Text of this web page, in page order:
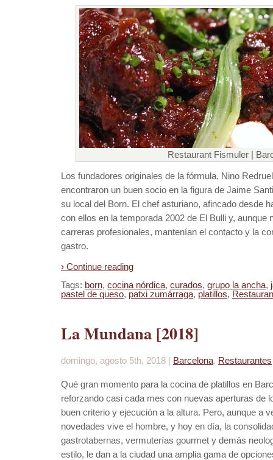
Restaurant Fismuler |
Los fundadores originales de la fórmula, Nino
encontraron un buen socio en la figura de Jaime
su local del Born. El chef asturiano, afincado desde
con ellos en la temporada 2002 de El Bulli y, aunque
carreras profesionales, mantenían el contacto y la
gastro.
› Continue reading
Tags: born, cocina nórdica, curados, grupo la ancha,
pastel de queso, patxi zumárraga, platillos,
La Mundana [2018]
domingo, agosto 5th, 2018 | Barcelona, Restaurantes
Qué gran momento para la cocina de platillos en
reforzando casi cada mes con nuevas aperturas de
buen criterio y ejecución a la altura. Pero, aunque a
novedades vive el hombre, y hoy en día, la
gastrotabernas, vermuterías gourmet y demás
estilo, le dan a la ciudad una amplia gama de